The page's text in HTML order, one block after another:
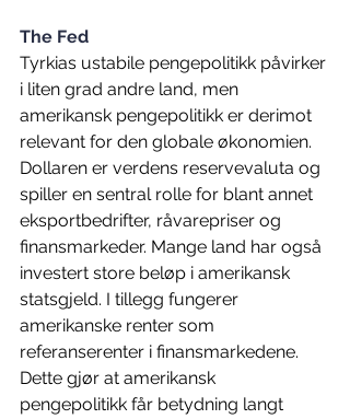
The Fed
Tyrkias ustabile pengepolitikk påvirker
i liten grad andre land, men
amerikansk pengepolitikk er derimot
relevant for den globale økonomien.
Dollaren er verdens reservevaluta og
spiller en sentral rolle for blant annet
eksportbedrifter, råvarepriser og
finansmarkeder. Mange land har også
investert store beløp i amerikansk
statsgjeld. I tillegg fungerer
amerikanske renter som
referanserenter i finansmarkedene.
Dette gjør at amerikansk
pengepolitikk får betydning langt